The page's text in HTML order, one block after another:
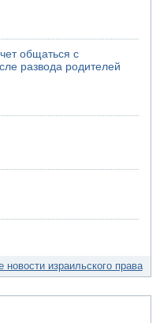
общаться с
развода родителей
новости израильского права